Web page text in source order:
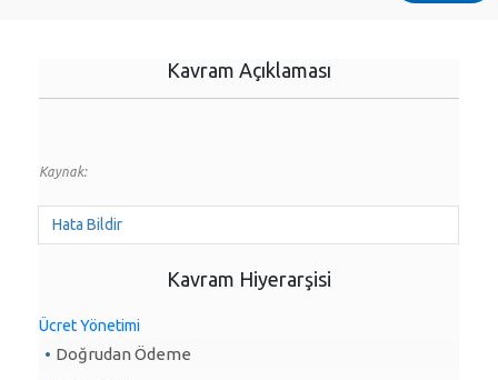
Kavram Açıklaması
Kaynak:
Hata Bildir
Kavram Hiyerarşisi
Ücret Yönetimi
Doğrudan Ödeme